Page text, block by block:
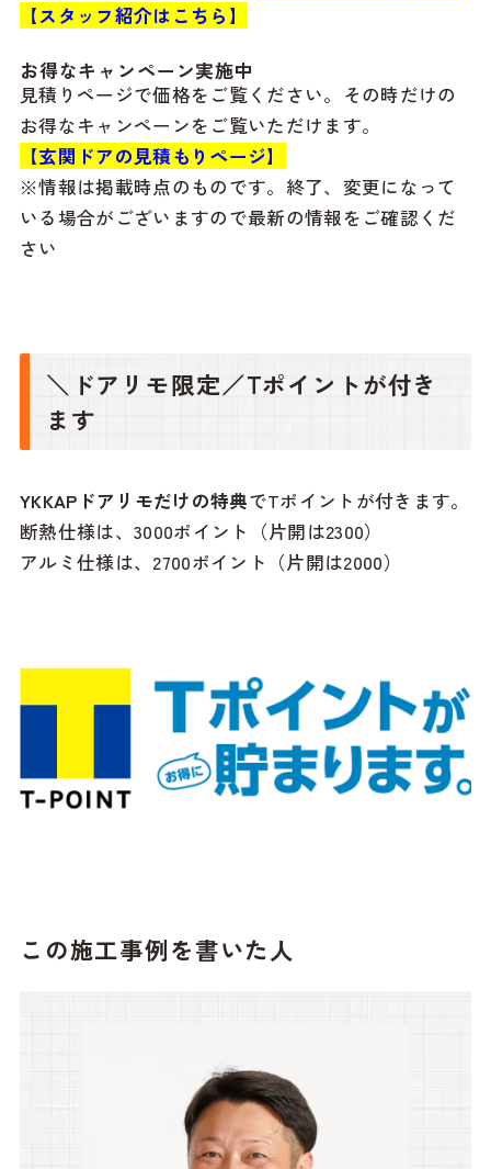
【スタッフ紹介はこちら】
お得なキャンペーン実施中
見積りページで価格をご覧ください。その時だけの
お得なキャンペーンをご覧いただけます。
【玄関ドアの見積もりページ】
※情報は掲載時点のものです。終了、変更になって
いる場合がございますので最新の情報をご確認くだ
さい
＼ドアリモ限定／Tポイントが付き
ます
YKKAPドアリモだけの特典でTポイントが付きます。
断熱仕様は、3000ポイント（片開は2300）
アルミ仕様は、2700ポイント（片開は2000）
この施工事例を書いた人